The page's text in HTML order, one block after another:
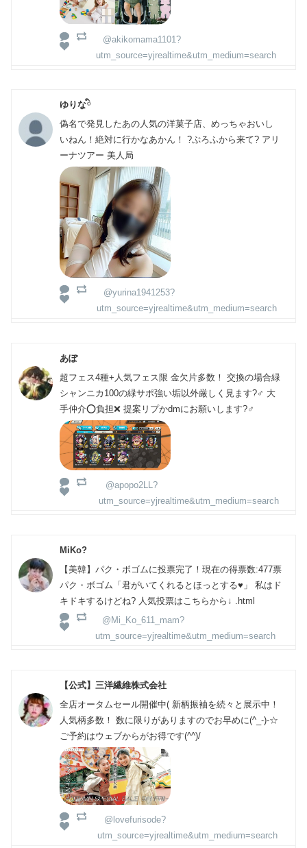
@akikomama1101?
utm_source=yjrealtime&utm_medium=search
ゆりなི
偽名で発見したあの人気の洋菓子店、めっちゃおいし
いねん！絶対に行かなあかん！ ?ぷろふから来て? アリ
ーナツアー 美人局
@yurina1941253?
utm_source=yjrealtime&utm_medium=search
あぽ
超フェス4種+人気フェス限 金欠片多数！ 交換の場合緑
シャンニカ100の緑サポ強い垢以外厳しく見ます?‍♂️ 大
手仲介⭕負担❌ 提案リプかdmにお願いします?‍♂️
@apopo2LL?
utm_source=yjrealtime&utm_medium=search
MiKo?
【美韓】パク・ボゴムに投票完了！現在の得票数:477票
パク・ボゴム「君がいてくれるとほっとする♥」 私はド
キドキするけどね? 人気投票はこちらから↓ .html
@Mi_Ko_611_mam?
utm_source=yjrealtime&utm_medium=search
【公式】三洋繊維株式会社
全店オータムセール開催中( 新柄振袖を続々と展示中！
人気柄多数！ 数に限りがありますのでお早めに(^_-)-☆
ご予約はウェブからがお得です(^^)/
@lovefurisode?
utm_source=yjrealtime&utm_medium=search